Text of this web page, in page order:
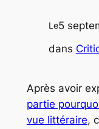
Le5
dans
Après avoir
partie
vue littéraire,